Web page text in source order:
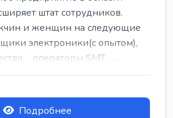
штат сотрудников.
и женщин на следующие
электроники(с опытом),
операторы SMT, ...
Подробнее